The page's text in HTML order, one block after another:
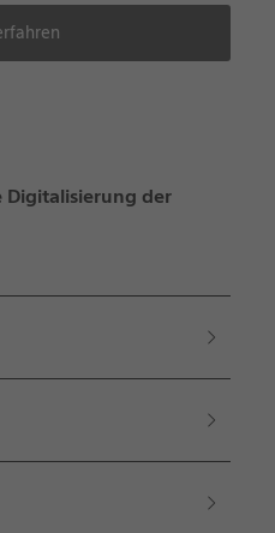
Digitalisierung der